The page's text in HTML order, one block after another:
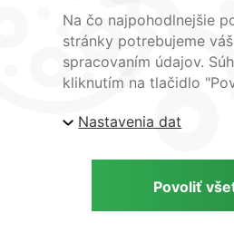
Na čo najpohodlnejšie
stránky potrebujeme
spracovaním údajov.
kliknutím na tlačidlo
Nastavenia dat